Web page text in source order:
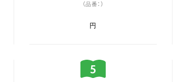
（品番：）
円